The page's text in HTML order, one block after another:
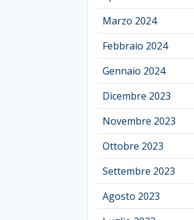
Marzo 2024
Febbraio 2024
Gennaio 2024
Dicembre 2023
Novembre 2023
Ottobre 2023
Settembre 2023
Agosto 2023